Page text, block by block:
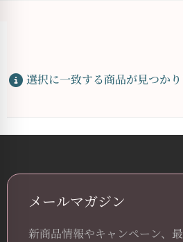
選択に一致する商品が見つかり
メールマガジン
新商品情報やキャンペーン、